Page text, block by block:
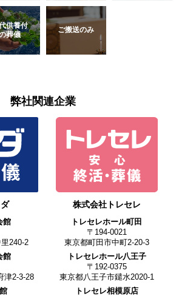
供養付
葬儀
ご搬送のみ
弊社関連企業
館
240-2
館
津2-3-28
株式会社トレセレ
トレセレホール町田
〒194-0021
東京都町田市中町2-20-3
トレセレホール八王子
〒192-0375
東京都八王子市鑓水2020-1
トレセレ相模原店